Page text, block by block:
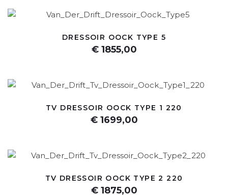
DRESSOIR OOCK TYPE 5
€ 1855,00
TV DRESSOIR OOCK TYPE 1 220
€ 1699,00
TV DRESSOIR OOCK TYPE 2 220
€ 1875,00